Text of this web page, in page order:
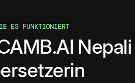
ES FUNKTIONIERT
Nepali